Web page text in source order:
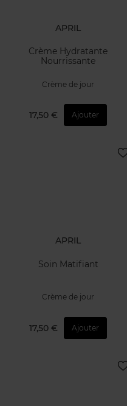
APRIL
Crème Hydratante
Nourrissante
Crème de jour
17,50 € Ajouter
APRIL
Soin Matifiant
Crème de jour
17,50 € Ajouter